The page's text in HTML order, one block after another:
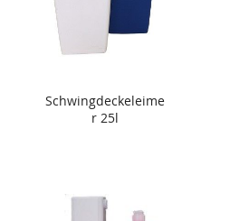
Schwingdeckeleime
r 25l